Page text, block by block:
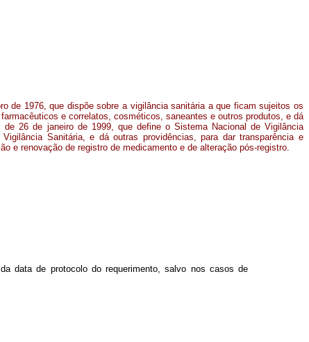
de 1976, que dispõe sobre a vigilância sanitária a que ficam sujeitos os
e correlatos, cosméticos, saneantes e outros produtos, e dá
26 de janeiro de 1999, que define o Sistema Nacional de Vigilância
Sanitária, e dá outras providências, para dar transparência e
e renovação de registro de medicamento e de alteração pós-registro.
data de protocolo do requerimento, salvo nos casos de